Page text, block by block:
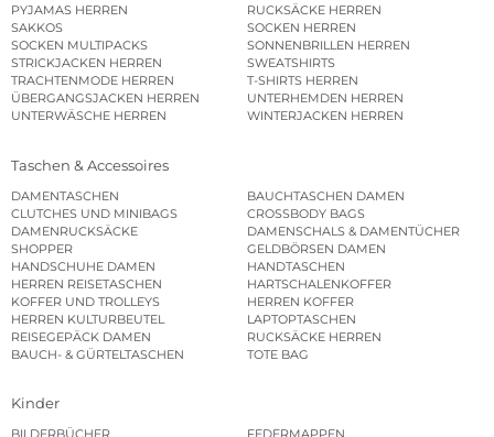
PYJAMAS HERREN
RUCKSÄCKE HERREN
SAKKOS
SOCKEN HERREN
SOCKEN MULTIPACKS
SONNENBRILLEN HERREN
STRICKJACKEN HERREN
SWEATSHIRTS
TRACHTENMODE HERREN
T-SHIRTS HERREN
ÜBERGANGSJACKEN HERREN
UNTERHEMDEN HERREN
UNTERWÄSCHE HERREN
WINTERJACKEN HERREN
Taschen & Accessoires
DAMENTASCHEN
BAUCHTASCHEN DAMEN
CLUTCHES UND MINIBAGS
CROSSBODY BAGS
DAMENRUCKSÄCKE
DAMENSCHALS & DAMENTÜCHER
SHOPPER
GELDBÖRSEN DAMEN
HANDSCHUHE DAMEN
HANDTASCHEN
HERREN REISETASCHEN
HARTSCHALENKOFFER
KOFFER UND TROLLEYS
HERREN KOFFER
HERREN KULTURBEUTEL
LAPTOPTASCHEN
REISEGEPÄCK DAMEN
RUCKSÄCKE HERREN
BAUCH- & GÜRTELTASCHEN
TOTE BAG
Kinder
BILDERBÜCHER
FEDERMAPPEN